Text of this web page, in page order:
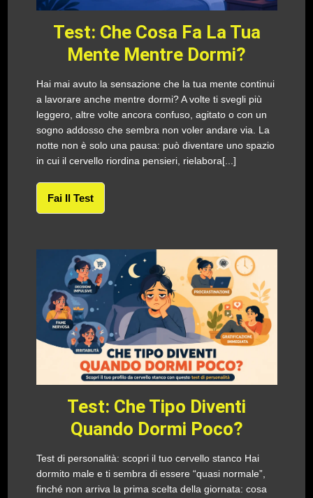
Test: Che Cosa Fa La Tua
Mente Mentre Dormi?
Hai mai avuto la sensazione che la tua mente continui
a lavorare anche mentre dormi? A volte ti svegli più
leggero, altre volte ancora confuso, agitato o con un
sogno addosso che sembra non voler andare via. La
notte non è solo una pausa: può diventare uno spazio
in cui il cervello riordina pensieri, rielabora[...]
Fai Il Test
Test: Che Tipo Diventi
Quando Dormi Poco?
Test di personalità: scopri il tuo cervello stanco Hai
dormito male e ti sembra di essere “quasi normale”,
finché non arriva la prima scelta della giornata: cosa